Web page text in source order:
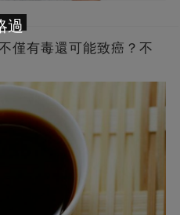
僅有毒還可能致癌？不
過